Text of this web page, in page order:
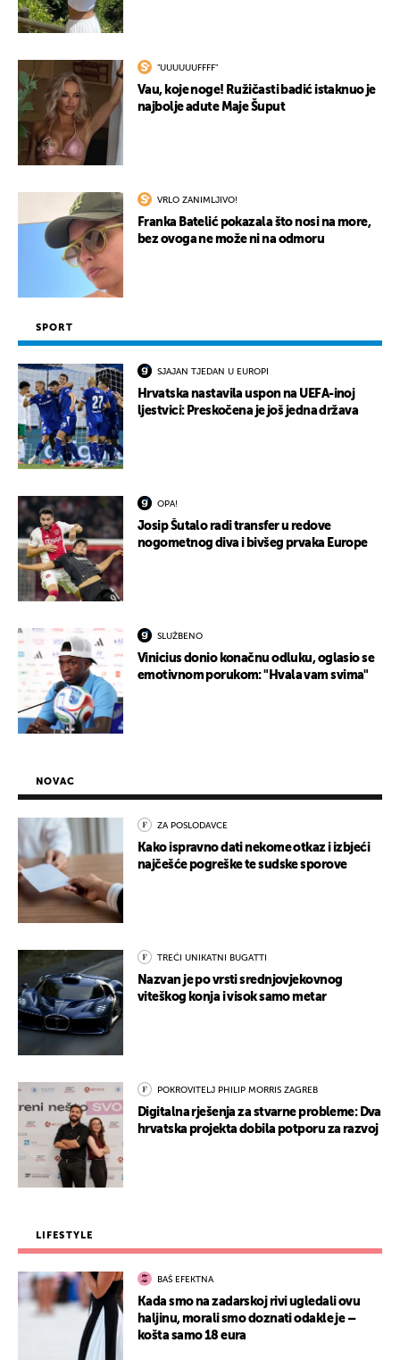
"UUUUUUFFFF"
Vau, koje noge! Ružičasti badić istaknuo je
najbolje adute Maje Šuput
VRLO ZANIMLJIVO!
Franka Batelić pokazala što nosi na more,
bez ovoga ne može ni na odmoru
SPORT
SJAJAN TJEDAN U EUROPI
Hrvatska nastavila uspon na UEFA-inoj
ljestvici: Preskočena je još jedna država
OPA!
Josip Šutalo radi transfer u redove
nogometnog diva i bivšeg prvaka Europe
SLUŽBENO
Vinicius donio konačnu odluku, oglasio se
emotivnom porukom: "Hvala vam svima"
NOVAC
ZA POSLODAVCE
Kako ispravno dati nekome otkaz i izbjeći
najčešće pogreške te sudske sporove
TREĆI UNIKATNI BUGATTI
Nazvan je po vrsti srednjovjekovnog
viteškog konja i visok samo metar
POKROVITELJ PHILIP MORRIS ZAGREB
Digitalna rješenja za stvarne probleme: Dva
hrvatska projekta dobila potporu za razvoj
LIFESTYLE
BAŠ EFEKTNA
Kada smo na zadarskoj rivi ugledali ovu
haljinu, morali smo doznati odakle je –
košta samo 18 eura